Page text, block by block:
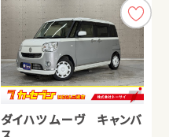
ダイハツ ムーヴ キャンバ
ダイハツ ムーヴ キャンバ
スズキ ワゴンＲ スティン
スズキ アルト ＨＢ